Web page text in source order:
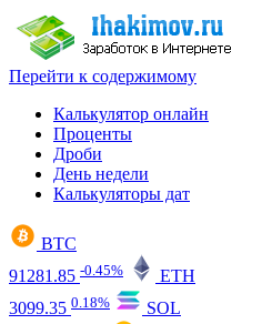
Перейти к содержимому
Калькулятор онлайн
Проценты
Дроби
День недели
Калькуляторы дат
BTC
91281.85 -0.45%
ETH
3099.35 0.18%
SOL